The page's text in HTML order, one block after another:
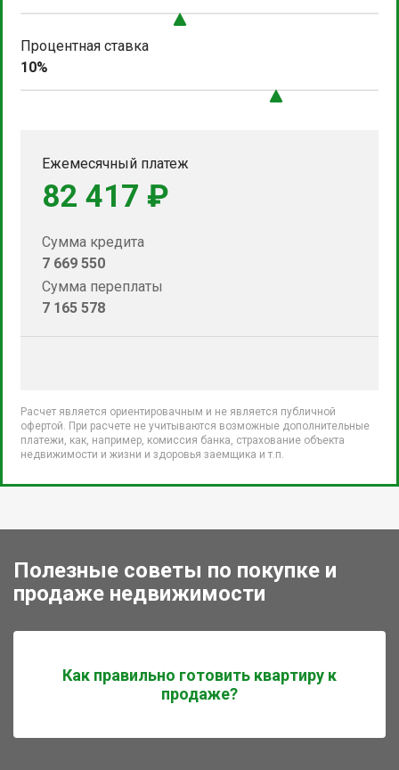
Процентная ставка
10%
Ежемесячный платеж
82 417 ₽
Сумма кредита
7 669 550
Сумма переплаты
7 165 578
Расчет является ориентировачным и не является публичной
офертой. При расчете не учитываются возможные дополнительные
платежи, как, например, комиссия банка, страхование объекта
недвижимости и жизни и здоровья заемщика и т.п.
Полезные советы по покупке и
продаже недвижимости
Как правильно готовить квартиру к
продаже?